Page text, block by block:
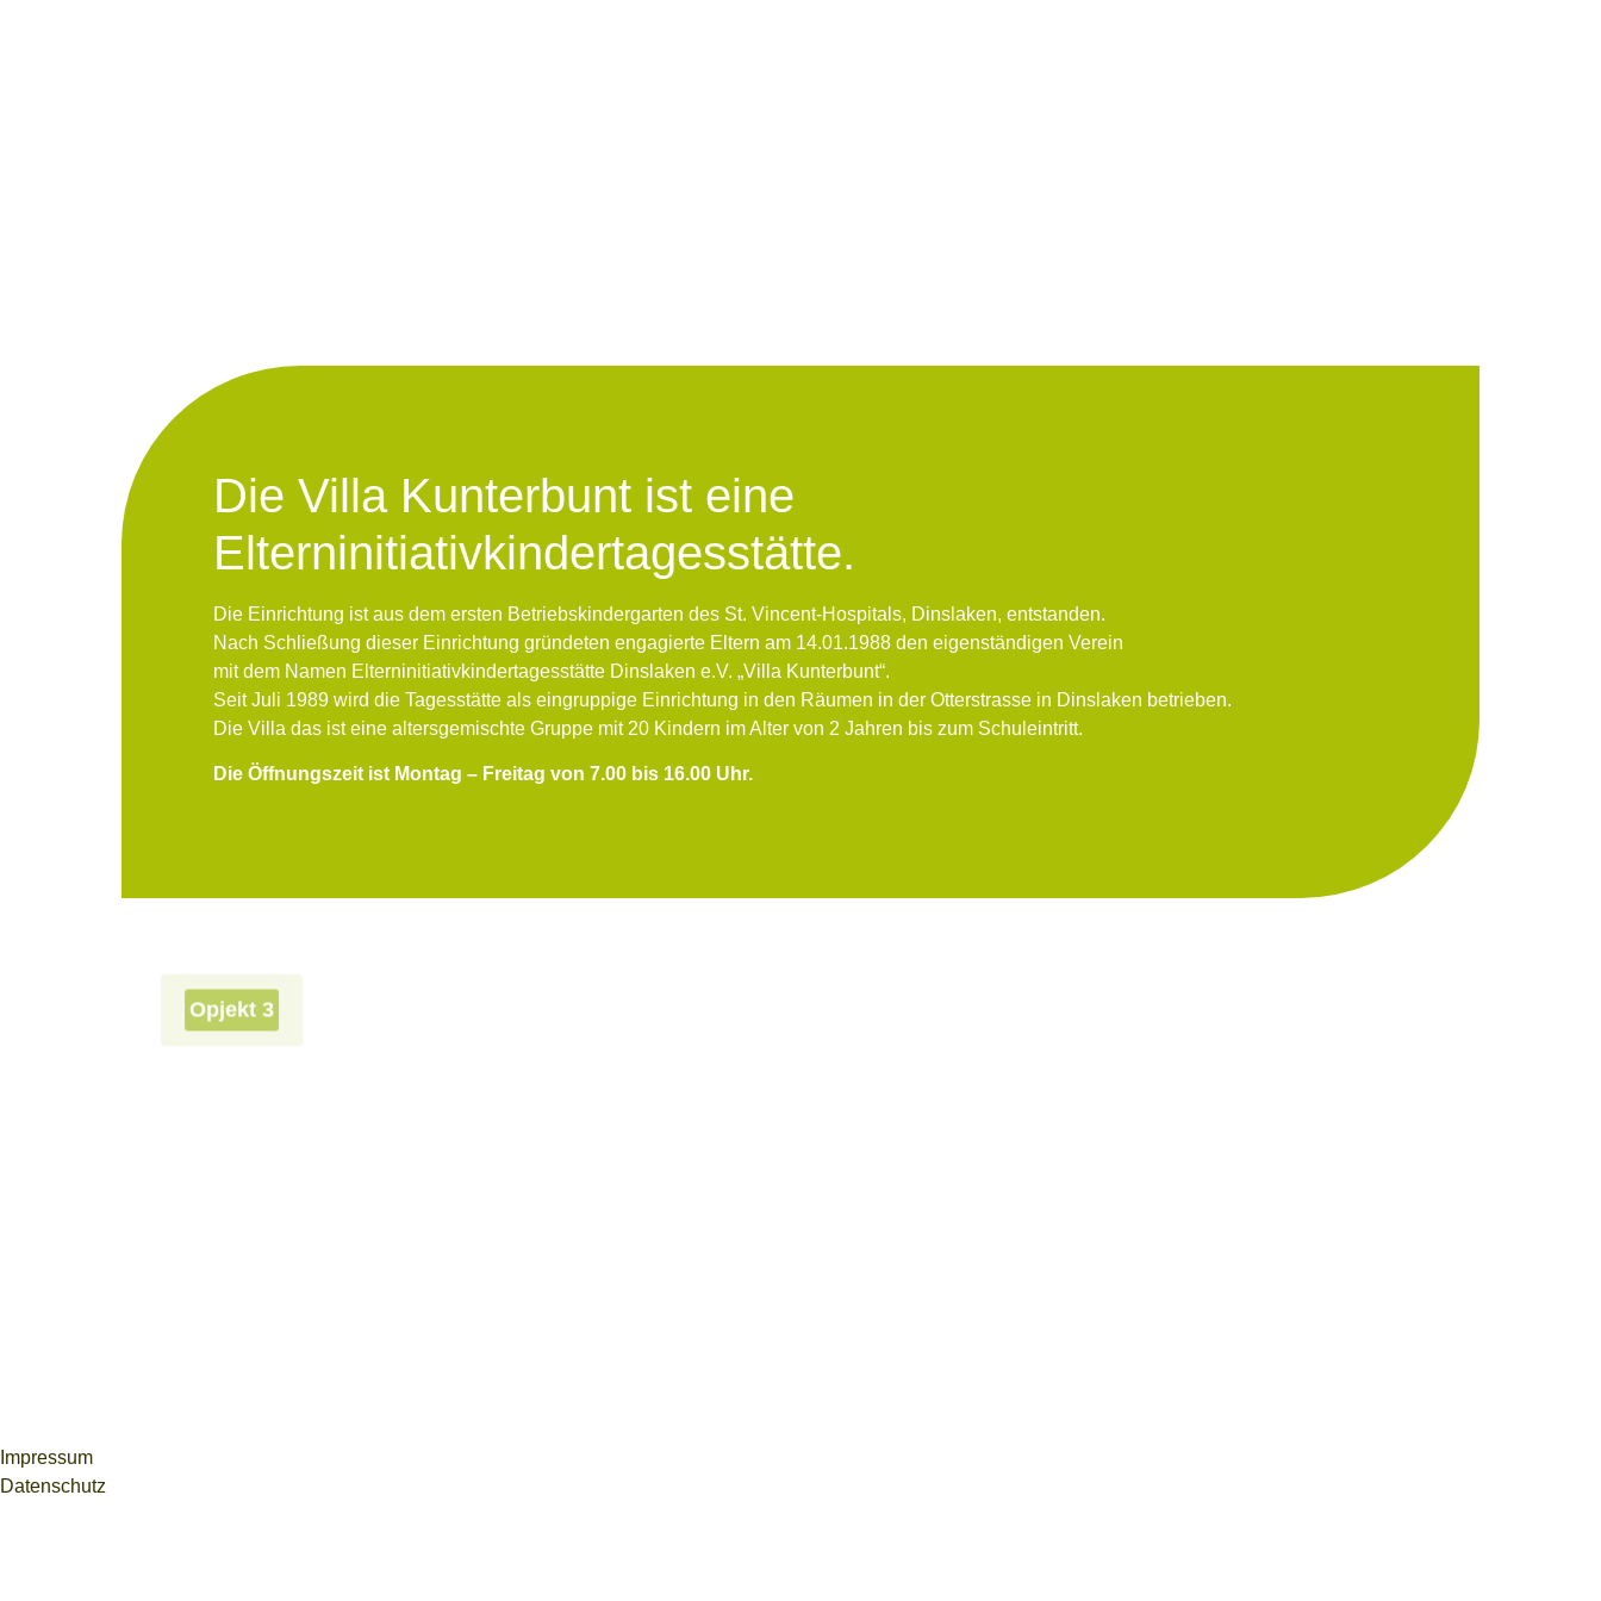
Die Villa Kunterbunt ist eine
Elterninitiativkindertagesstätte.
Die Einrichtung ist aus dem ersten Betriebskindergarten des St. Vincent-Hospitals, Dinslaken, entstanden.
Nach Schließung dieser Einrichtung gründeten engagierte Eltern am 14.01.1988 den eigenständigen Verein
mit dem Namen Elterninitiativkindertagesstätte Dinslaken e.V. „Villa Kunterbunt“.
Seit Juli 1989 wird die Tagesstätte als eingruppige Einrichtung in den Räumen in der Otterstrasse in Dinslaken betrieben.
Die Villa das ist eine altersgemischte Gruppe mit 20 Kindern im Alter von 2 Jahren bis zum Schuleintritt.
Die Öffnungszeit ist Montag – Freitag von 7.00 bis 16.00 Uhr.
Opjekt 3
Impressum
Datenschutz